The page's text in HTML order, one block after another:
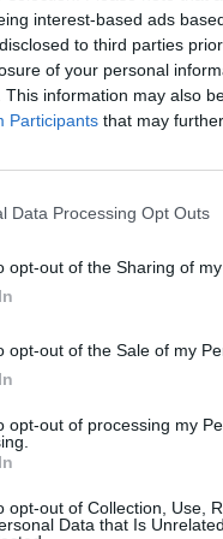
interest-based ads
to third parties
of your personal
This information may also
Participants that may
Data Processing Opt Outs
opt-out of the Sharing of
opt-out of the Sale of my
opt-out of processing my
opt-out of Collection, Use,
Data that Is
con Asa y
39 € 17,99 €